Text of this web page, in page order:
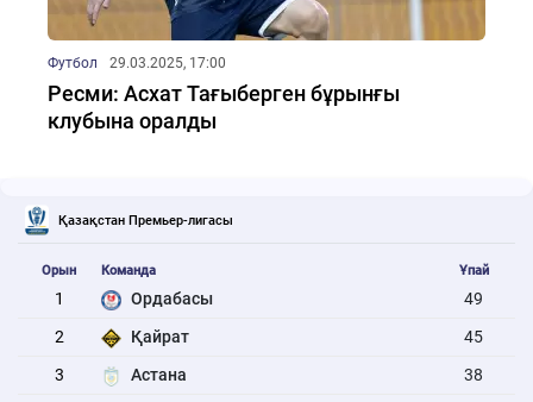
Футбол 29.03.2025, 17:00
Ресми: Асхат Тағыберген бұрынғы
клубына оралды
Қазақстан Премьер-лигасы
Орын Команда Ұпай
1 Ордабасы
49
2
Қайрат
45
3
Астана
38